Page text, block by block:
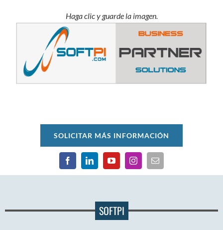
Haga clic y guarde la imagen.
SOLICITAR MÁS INFORMACIÓN
SOFTPI